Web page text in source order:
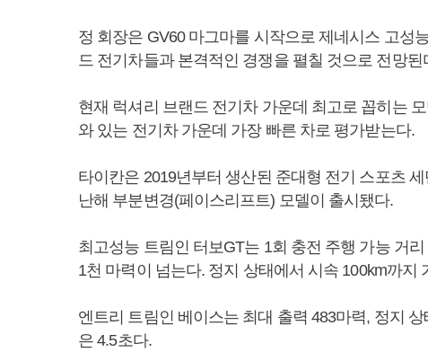
정 회장은 GV60 마그마를 시작으로 제네시스 고성
드 전기차들과 본격적인 경쟁을 펼칠 것으로 전망된
현재 럭셔리 브랜드 전기차 가운데 최고로 꼽히는
와 있는 전기차 가운데 가장 빠른 차로 평가받는다.
타이칸은 2019년부터 생산된 준대형 전기 스포츠
난해 부분변경(페이스리프트) 모델이 출시됐다.
최고성능 트림인 터보GT는 1회 충전 주행 가능 거
1천 마력이 넘는다. 정지 상태에서 시속 100km까지
엔트리 트림인 베이스는 최대 출력 483마력, 정지
은 4.5초다.